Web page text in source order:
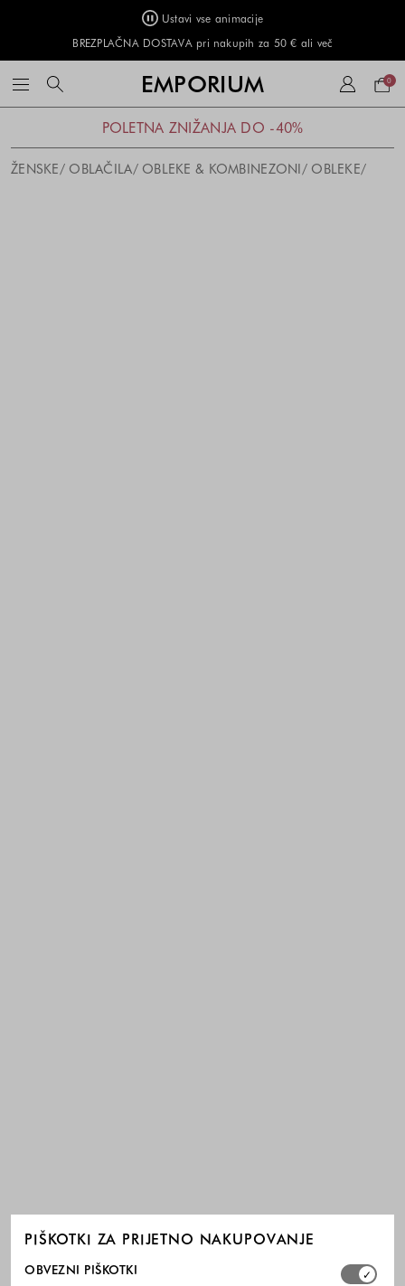
Ustavi vse animacije
BREZPLAČNA DOSTAVA pri nakupih za 50 € ali več
EMPORIUM 0
POLETNA ZNIŽANJA DO -40%
ŽENSKE OBLAČILA OBLEKE & KOMBINEZONI OBLEKE
PIŠKOTKI ZA PRIJETNO NAKUPOVANJE
Izberite, katere skupine piškotkov dovolite. Obvezni
OBVEZNI PIŠKOTKI